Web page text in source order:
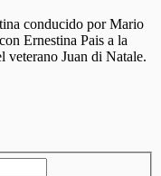
conducido por Mario
Ernestina Pais a la
veterano Juan di Natale.